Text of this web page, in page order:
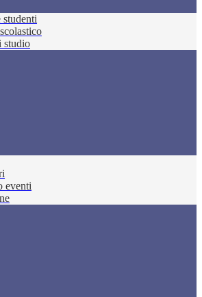
studenti
studio
eventi